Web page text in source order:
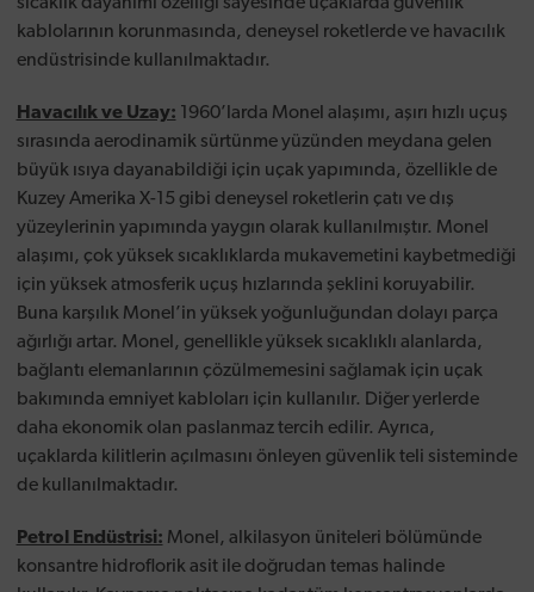
kablolarının korunmasında, deneysel roketlerde ve havacılık
endüstrisinde kullanılmaktadır.
Havacılık ve Uzay: 1960’larda Monel alaşımı, aşırı hızlı uçuş
sırasında aerodinamik sürtünme yüzünden meydana gelen
büyük ısıya dayanabildiği için uçak yapımında, özellikle de
Kuzey Amerika X-15 gibi deneysel roketlerin çatı ve dış
yüzeylerinin yapımında yaygın olarak kullanılmıştır. Monel
alaşımı, çok yüksek sıcaklıklarda mukavemetini kaybetmediği
için yüksek atmosferik uçuş hızlarında şeklini koruyabilir.
Buna karşılık Monel’in yüksek yoğunluğundan dolayı parça
ağırlığı artar. Monel, genellikle yüksek sıcaklıklı alanlarda,
bağlantı elemanlarının çözülmemesini sağlamak için uçak
bakımında emniyet kabloları için kullanılır. Diğer yerlerde
daha ekonomik olan paslanmaz tercih edilir. Ayrıca,
uçaklarda kilitlerin açılmasını önleyen güvenlik teli sisteminde
de kullanılmaktadır.
Petrol Endüstrisi: Monel, alkilasyon üniteleri bölümünde
konsantre hidroflorik asit ile doğrudan temas halinde